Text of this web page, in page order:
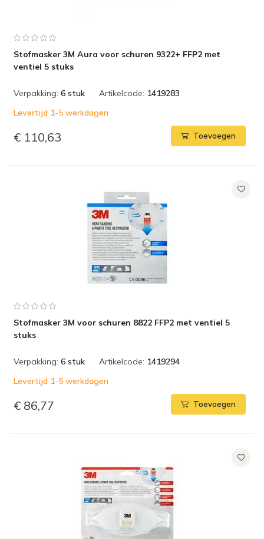
Stofmasker 3M Aura voor schuren 9322+ FFP2 met
ventiel 5 stuks
Verpakking: 6 stuk Artikelcode: 1419283
Levertijd 1-5 werkdagen
€ 110,63 Toevoegen
Stofmasker 3M voor schuren 8822 FFP2 met ventiel 5
stuks
Verpakking: 6 stuk Artikelcode: 1419294
Levertijd 1-5 werkdagen
€ 86,77 Toevoegen